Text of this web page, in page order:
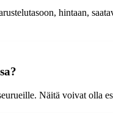
hintaan,
Näitä voivat olla